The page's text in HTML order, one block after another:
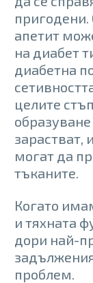
апетит
на диабет
диабетна
целите
зарастват,
могат да
тъканите.
Когато
и тяхната
дори най-
проблем.